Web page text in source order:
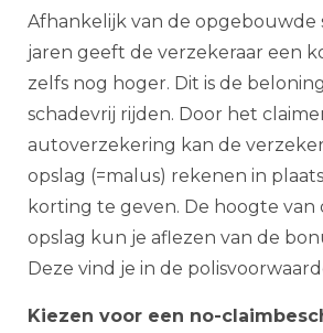
Afhankelijk van de opgebouwde
jaren geeft de verzekeraar een
zelfs nog hoger. Dit is de
schadevrij rijden. Door het
autoverzekering kan de
opslag (=malus) rekenen in
korting te geven. De hoogte
opslag kun je aflezen van de
Deze vind je in de
Kiezen voor een no-